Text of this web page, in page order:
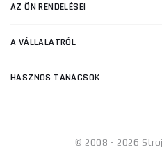
AZ ÖN RENDELÉSEI
A VÁLLALATRÓL
HASZNOS TANÁCSOK
© 2008 - 2026